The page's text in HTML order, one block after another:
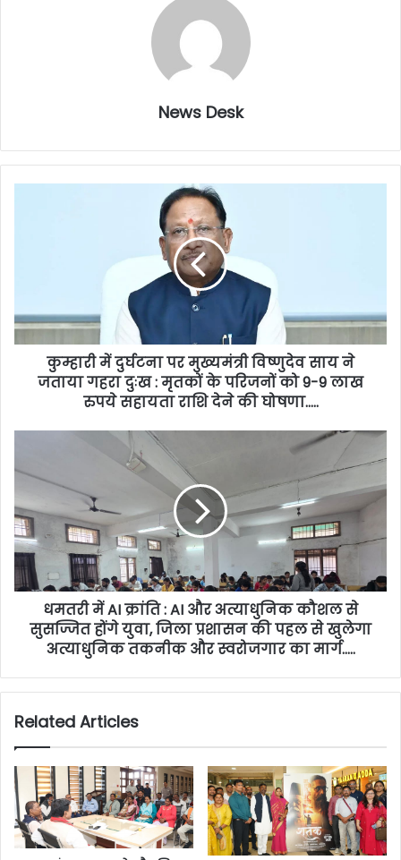
News Desk
कुम्हारी में दुर्घटना पर मुख्यमंत्री विष्णुदेव साय ने
जताया गहरा दुःख : मृतकों के परिजनों को 9-9 लाख
रुपये सहायता राशि देने की घोषणा…..
धमतरी में AI क्रांति : AI और अत्याधुनिक कौशल से
सुसज्जित होंगे युवा, जिला प्रशासन की पहल से खुलेगा
अत्याधुनिक तकनीक और स्वरोजगार का मार्ग…..
Related Articles